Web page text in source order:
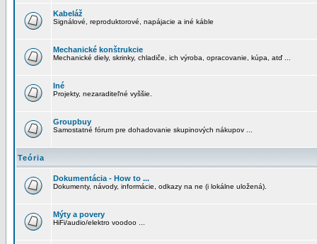
Kabeláž
Signálové, reproduktorové, napájacie a iné káble
Mechanické konštrukcie
Mechanické diely, skrinky, chladiče, ich výroba, opracovanie, kúpa, atď ...
Iné
Projekty, nezaraditeľné vyššie.
Groupbuy
Samostatné fórum pre dohadovanie skupinových nákupov ...
Teória
Dokumentácia - How to ...
Dokumenty, návody, informácie, odkazy na ne (i lokálne uložená).
Mýty a povery
HiFi/audio/elektro voodoo ...